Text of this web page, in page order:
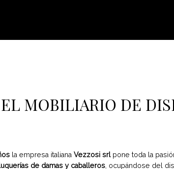
MOBILIARIO DE
la empresa italiana Vezzosi srlpone toda la
de damas y caballeros , ocupándose del